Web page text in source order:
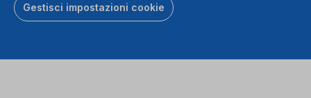
Gestisci impostazioni cookie